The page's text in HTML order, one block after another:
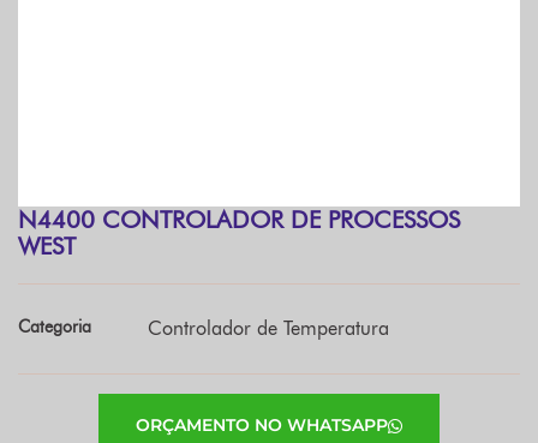
N4400 CONTROLADOR DE PROCESSOS
WEST
Categoria Controlador de Temperatura
ORÇAMENTO NO WHATSAPP